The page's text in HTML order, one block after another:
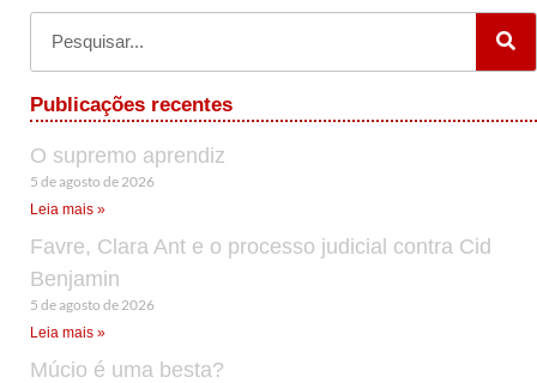
Publicações recentes
O supremo aprendiz
5 de agosto de 2026
Leia mais »
Favre, Clara Ant e o processo judicial contra Cid
Benjamin
5 de agosto de 2026
Leia mais »
Múcio é uma besta?